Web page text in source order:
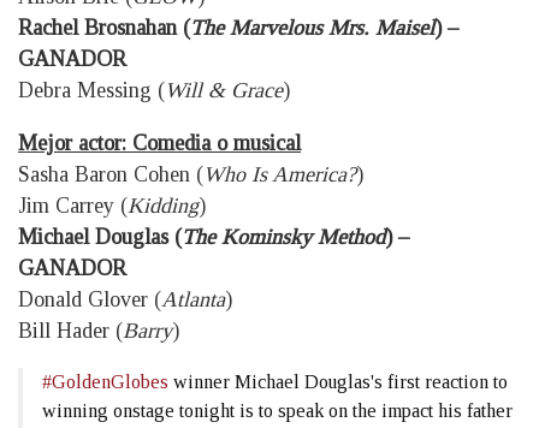
Rachel Brosnahan (The Marvelous Mrs. Maisel) –
GANADOR
Debra Messing (Will & Grace)
Mejor actor: Comedia o musical
Sasha Baron Cohen (Who Is America?)
Jim Carrey (Kidding)
Michael Douglas (The Kominsky Method) –
GANADOR
Donald Glover (Atlanta)
Bill Hader (Barry)
#GoldenGlobes winner Michael Douglas's first reaction to
winning onstage tonight is to speak on the impact his father